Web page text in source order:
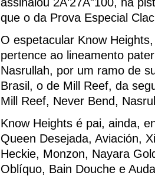
que o da Prova Especial
O espetacular Know
pertence ao lineamento
Nasrullah, por um ramo de
Brasil, o de Mill Reef, da
Mill Reef, Never Bend,
Know Heights é pai, ainda,
Queen Desejada, Aviación,
Heckie, Monzon, Nayara
Oblíquo, Bain Douche e